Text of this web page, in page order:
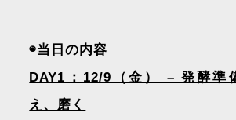
◉当日の内容
DAY1：12/9（金） – 発酵準
え、磨く